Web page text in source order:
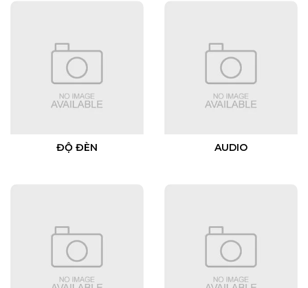
ĐỘ ĐÈN AUDIO